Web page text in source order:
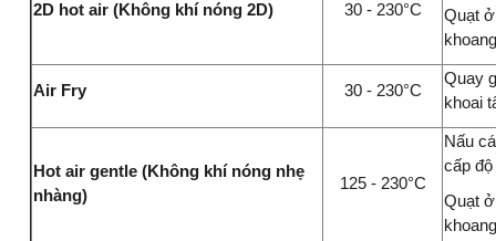
2D hot air (Không khí nóng 2D) 30 - 230°C
Quạt
Air Fry 30 - 230°C
Quay
khoai
Hot air gentle (Không khí nóng nhẹ
nhàng)
125 - 230°C
Nấu
cấp
Quạt